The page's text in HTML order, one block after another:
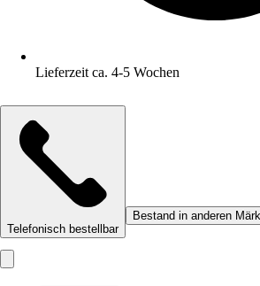
Lieferzeit ca. 4-5 Wochen
Telefonisch bestellbar
Bestand in anderen